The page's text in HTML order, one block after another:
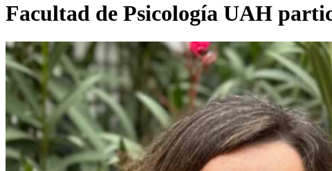
Facultad de Psicología UAH